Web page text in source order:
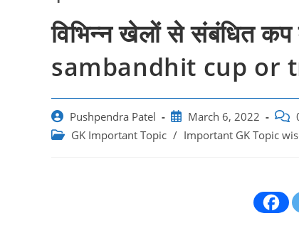
विभिन्न खेलों से संबंधित
sambandhit cup or
Post
author:
Pushpendra Patel
Post
published:
March 6, 2022
Post
Post GK Important Topic / Important GK Topic